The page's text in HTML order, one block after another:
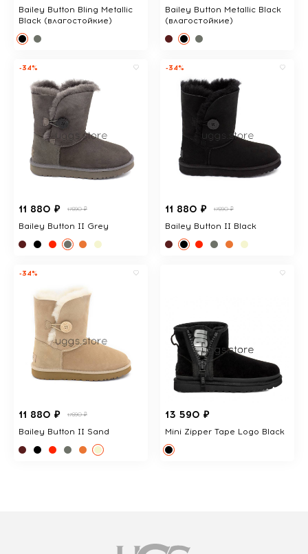
Bailey Button Bling Metallic
Black (влагостойкие)
Bailey Button Metallic Black
(влагостойкие)
-34%
11 880 ₽ 17890 ₽
Bailey Button II Grey
-34%
11 880 ₽ 17890 ₽
Bailey Button II Black
-34%
11 880 ₽ 17890 ₽
Bailey Button II Sand
13 590 ₽
Mini Zipper Tape Logo Black